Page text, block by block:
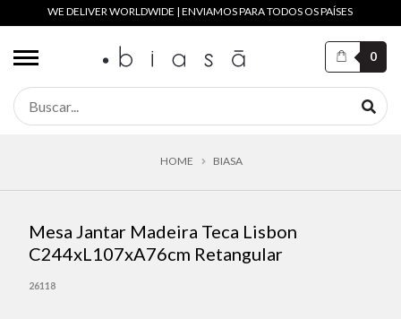
WE DELIVER WORLDWIDE | ENVIAMOS PARA TODOS OS PAÍSES
0
HOME BIASA
Mesa Jantar Madeira Teca Lisbon
C244xL107xA76cm Retangular
26118